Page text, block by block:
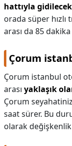
hattıyla gidilecek
orada süper hızlı
arası da 85
Çorum
Çorum istanbul
arası yaklaşık
Çorum
saat sürer. Bu
olarak